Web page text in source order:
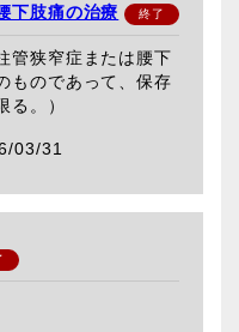
下肢痛の治療
管狭窄症または腰下
ものであって、保存
る。）
03/31